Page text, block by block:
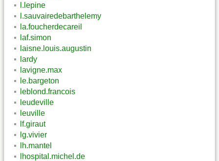
l.lepine
l.sauvairedebarthelemy
la.foucherdecareil
laf.simon
laisne.louis.augustin
lardy
lavigne.max
le.bargeton
leblond.francois
leudeville
leuville
lf.giraut
lg.vivier
lh.mantel
lhospital.michel.de